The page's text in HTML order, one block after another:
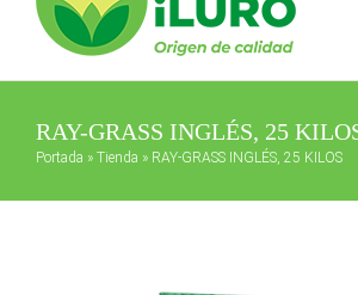
RAY-GRASS INGLÉS, 25
Portada » Tienda » RAY-GRASS INGLÉS, 25 KILOS